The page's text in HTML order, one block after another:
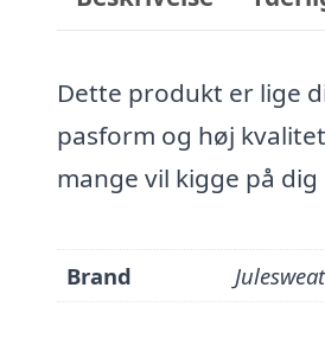
Dette produkt er lige
pasform og høj
mange vil kigge på
Brand